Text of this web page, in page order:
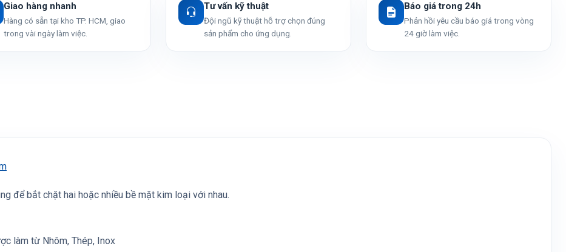
Giao hàng nhanh
Hàng có sẵn tại kho TP. HCM, giao
trong vài ngày làm việc.
Tư vấn kỹ thuật
Đội ngũ kỹ thuật hỗ trợ chọn đúng
sản phẩm cho ứng dụng.
Báo giá trong 24h
Phản hồi yêu cầu báo giá trong vòng
24 giờ làm việc.
để bắt chặt hai hoặc nhiều bề mặt kim loại với nhau.
làm từ Nhôm, Thép, Inox